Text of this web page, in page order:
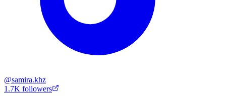
@samira.khz
1.7K followers